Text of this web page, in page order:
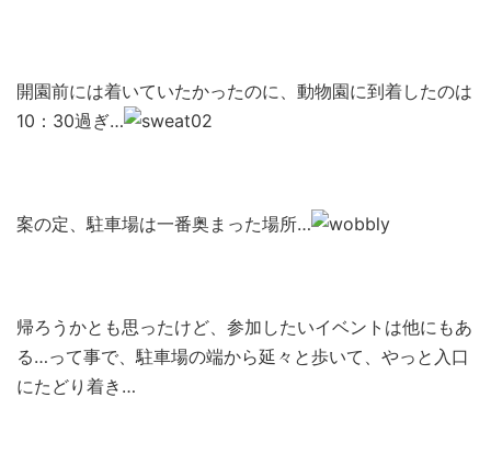
開園前には着いていたかったのに、動物園に到着したのは
10：30過ぎ…
案の定、駐車場は一番奥まった場所…
帰ろうかとも思ったけど、参加したいイベントは他にもあ
る…って事で、駐車場の端から延々と歩いて、やっと入口
にたどり着き…